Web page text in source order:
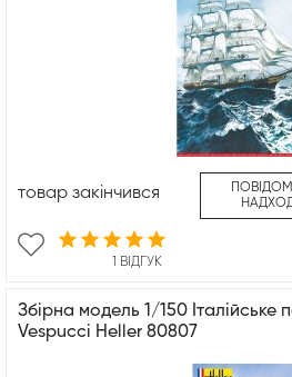
1 ВІДГУК
товар закінчився
Збірна модель 1/150
Vespucci Heller 80807